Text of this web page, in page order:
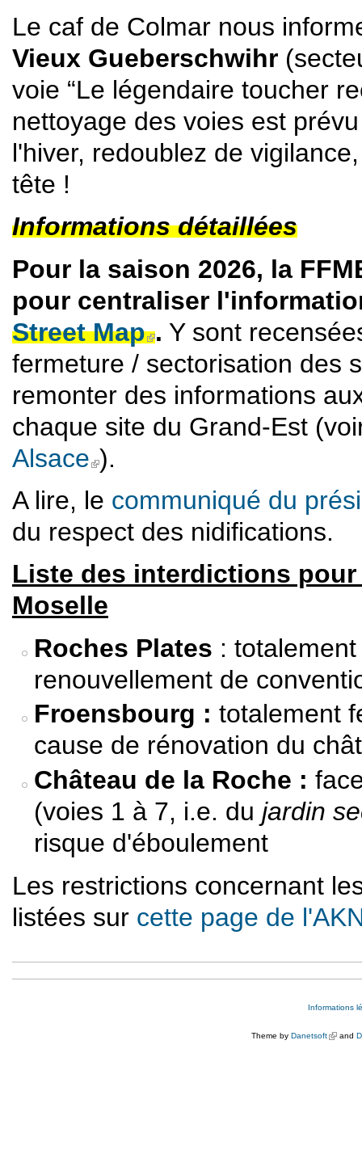
Le caf de Colmar nous
Vieux Gueberschwihr
voie “Le légendaire toucher
nettoyage des voies est
l'hiver, redoublez de
tête !
Informations détaillées
Pour la saison 2026, la
pour centraliser
Street Map (link is external)
. Y sont
fermeture / sectorisation des
remonter des informations
chaque site du Grand-Est
Alsace (link is external)
).
A lire, le communiqué du
du respect des nidifications.
Liste des interdictions
Moselle
Roches Plates :
renouvellement de
Froensbourg : totalement
cause de rénovation du
Château de la Roche :
(voies 1 à 7, i.e. du jardin
risque d'éboulement
Les restrictions concernant
listées sur cette page de
Informations
Theme by Danetsoft(link is
and